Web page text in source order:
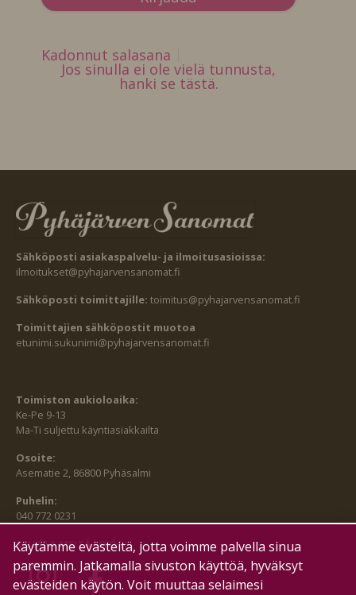
Kadonnut salasana
Jos sinulla ei ole vielä tunnusta,
hanki se tästä.
Sähköposti asiakaspalvelu- ja ilmoitusasioissa:
ilmoitukset@pyhajarvensanomat.fi
Sähköposti toimittajille: toimitus@pyhajarvensanomat.fi
Toimittajien sähköpostit muotoa
etunimi.sukunimi@pyhajarvensanomat.fi
Toimiston aukioloaika:
Ke-Pe 9-13
Ma-Ti suljettu käyntiasiakkailta
Osoite:
Asematie 2, 86800 Pyhäsalmi
Puhelin:
040 772 0231
SEURAA MEITÄ MYÖS:
Käytämme evästeitä, jotta voimme palvella sinua
paremmin. Jatkamalla sivuston käyttöä, hyväksyt
evästeiden käytön. Voit muuttaa selaimesi